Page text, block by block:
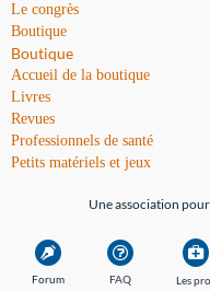
Le congrès
Boutique
Boutique
Accueil de la boutique
Livres
Revues
Professionnels de santé
Petits matériels et jeux
Une association
Forum FAQ Les